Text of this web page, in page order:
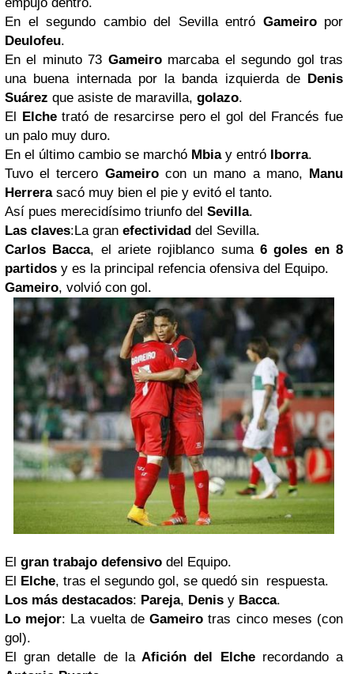
En el segundo cambio del Sevilla entró Gameiro por
Deulofeu.
En el minuto 73 Gameiro marcaba el segundo gol tras
una buena internada por la banda izquierda de Denis
Suárez que asiste de maravilla, golazo.
El Elchetrató de resarcirse pero el gol del Francés fue
un palo muy duro.
En el último cambio se marchó Mbia y entró Iborra.
Tuvo el tercero Gameiro con un mano a mano, Manu
Herrerasacó muy bien el pie y evitó el tanto.
Así pues merecidísimo triunfo del Sevilla.
Las claves:La gran efectividad del Sevilla.
Carlos Bacca, el ariete rojiblanco suma6 goles en 8
partidos y es la principal refencia ofensiva del Equipo.
Gameiro, volvió con gol.
El gran trabajo defensivo del Equipo.
El
Elche, tras el segundo gol, se quedó sin respuesta.
Los más destacados: Pareja, Denis y Bacca.
Lo mejor: La vuelta deGameirotras cinco meses (con
gol).
El gran detalle de laAfición del Elcherecordando a